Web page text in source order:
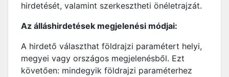
hirdetését, valamint szerkesztheti önéletrajzát.
Az álláshirdetések megjelenési módjai:
A hirdető választhat földrajzi paramétert helyi,
megyei vagy országos megjelenésből. Ezt
követően: mindegyik földrajzi paraméterhez